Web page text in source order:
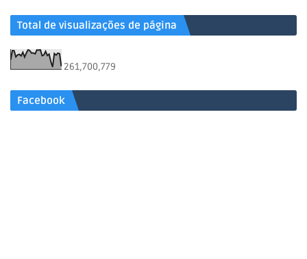
Total de visualizações de página
261,700,779
Facebook